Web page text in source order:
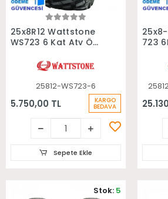
Sepete Ekle
25x8R12 Wattstone
WS723 6 Kat Atv Ön
25812-WS723-6
5.750,00 TL KARGO
BEDAVA
Sepete Ekle
25x8-
723
Stok: 5